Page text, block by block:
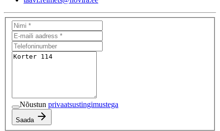
Nõustun privaatsustingimustega
Saada